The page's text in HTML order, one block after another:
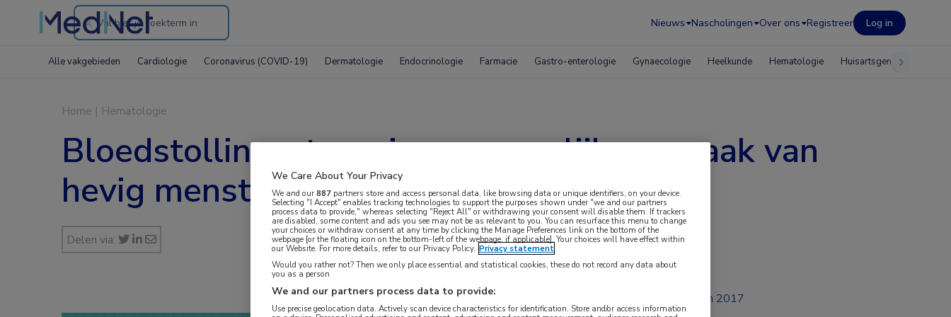
Search
the
Nieuws Nascholingen Over ons Registreer Log in
Alle vakgebieden Cardiologie Coronavirus (COVID-19) Dermatologie Endocrinologie Farmacie Gastro-enterologie Gynaecologie Heelkunde Hematologie Huisartsgeneeskunde
Home | Hematologie
Bloedstollingsstoornissen mogelijke oorzaak van
hevig menstrueel bloedverlies
Delen via:
jan 2017
We Care About Your Privacy
We and our887 partners store and access personal data, like browsing data or unique identifiers, on your device.
Selecting "I Accept" enables tracking technologies to support the purposes shown under "we and our partners
process data to provide," whereas selecting "Reject All" or withdrawing your consent will disable them. If trackers
are disabled, some content and ads you see may not be as relevant to you. You can resurface this menu to change
your choices or withdraw consent at any time by clicking the Manage Preferences link on the bottom of the
webpage [or the floating icon on the bottom-left of the webpage, if applicable]. Your choices will have effect within
our Website. For more details, refer to our Privacy Policy. Privacy statement
Would you rather not? Then we only place essential and statistical cookies, these do not record any data about
you as a person
We and our partners process data to provide:
Use precise geolocation data. Actively scan device characteristics for identification. Store and/or access information